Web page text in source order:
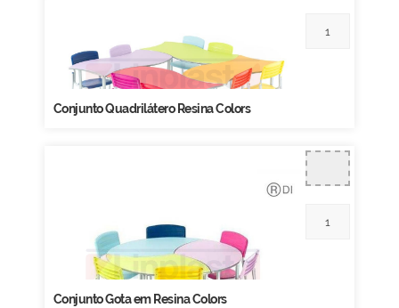
Conjunto Quadrilátero Resina Colors
Conjunto Gota em Resina Colors